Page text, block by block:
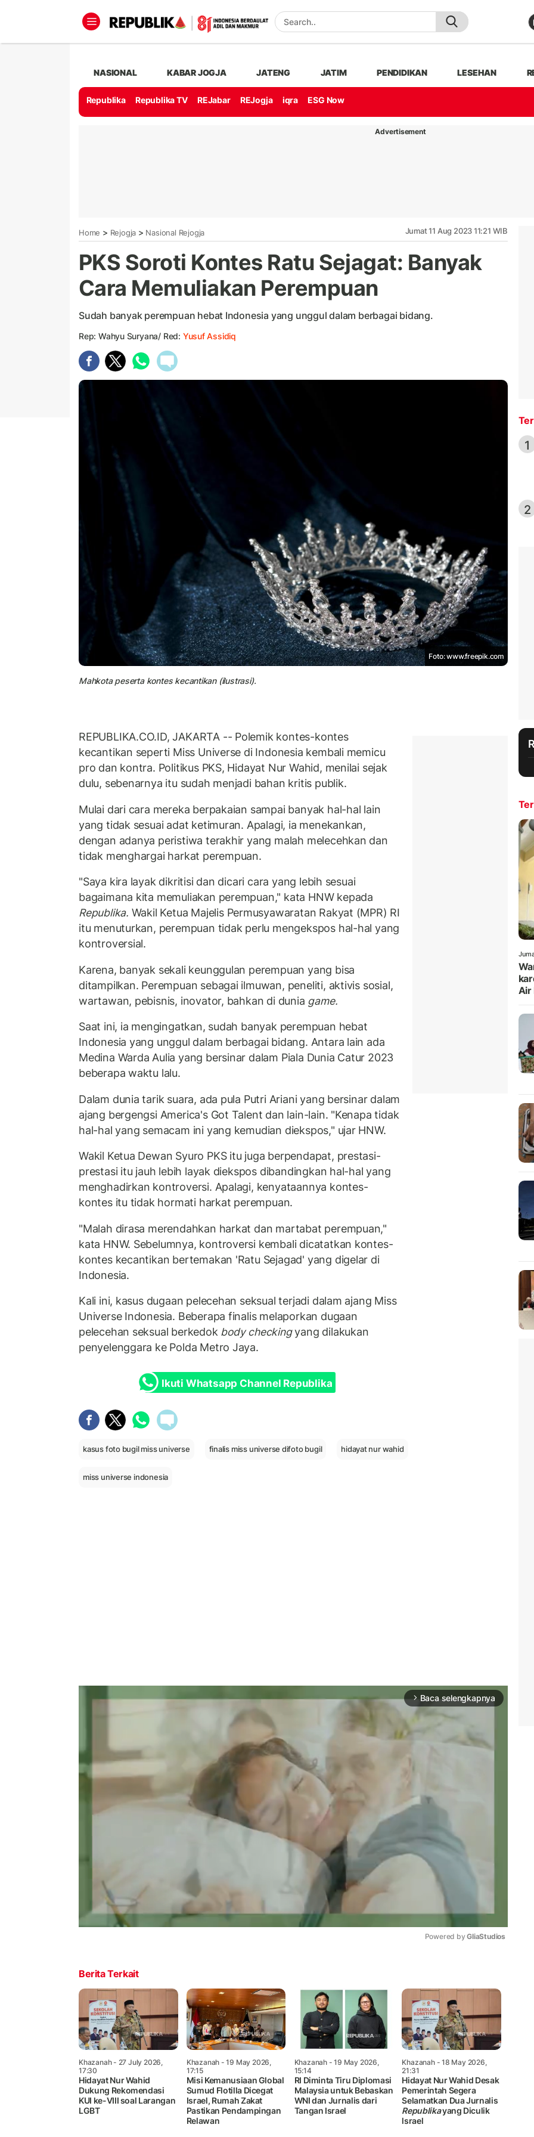
NASIONAL KABAR JOGJA JATENG JATIM PENDIDIKAN LESEHAN
Republika Republika TV REJabar REJogja iqra ESG Now
Advertisement
Home > Rejogja > Nasional Rejogja Jumat 11 Aug 2023 11:21 WIB
PKS Soroti Kontes Ratu Sejagat: Banyak
Cara Memuliakan Perempuan
Sudah banyak perempuan hebat Indonesia yang unggul dalam berbagai bidang.
Rep: Wahyu Suryana/ Red: Yusuf Assidiq
Foto: www.freepik.com
Mahkota peserta kontes kecantikan (ilustrasi).
REPUBLIKA.CO.ID, JAKARTA -- Polemik kontes-kontes
kecantikan seperti Miss Universe di Indonesia kembali memicu
pro dan kontra. Politikus PKS, Hidayat Nur Wahid, menilai sejak
dulu, sebenarnya itu sudah menjadi bahan kritis publik.
Mulai dari cara mereka berpakaian sampai banyak hal-hal lain
yang tidak sesuai adat ketimuran. Apalagi, ia menekankan,
dengan adanya peristiwa terakhir yang malah melecehkan dan
tidak menghargai harkat perempuan.
"Saya kira layak dikritisi dan dicari cara yang lebih sesuai
bagaimana kita memuliakan perempuan," kata HNW kepada
Republika. Wakil Ketua Majelis Permusyawaratan Rakyat (MPR) RI
itu menuturkan, perempuan tidak perlu mengekspos hal-hal yang
kontroversial.
Karena, banyak sekali keunggulan perempuan yang bisa
ditampilkan. Perempuan sebagai ilmuwan, peneliti, aktivis sosial,
wartawan, pebisnis, inovator, bahkan di dunia game.
Saat ini, ia mengingatkan, sudah banyak perempuan hebat
Indonesia yang unggul dalam berbagai bidang. Antara lain ada
Medina Warda Aulia yang bersinar dalam Piala Dunia Catur 2023
beberapa waktu lalu.
Dalam dunia tarik suara, ada pula Putri Ariani yang bersinar dalam
ajang bergengsi America's Got Talent dan lain-lain. "Kenapa tidak
hal-hal yang semacam ini yang kemudian diekspos," ujar HNW.
Wakil Ketua Dewan Syuro PKS itu juga berpendapat, prestasi-
prestasi itu jauh lebih layak diekspos dibandingkan hal-hal yang
menghadirkan kontroversi. Apalagi, kenyataannya kontes-
kontes itu tidak hormati harkat perempuan.
"Malah dirasa merendahkan harkat dan martabat perempuan,"
kata HNW. Sebelumnya, kontroversi kembali dicatatkan kontes-
kontes kecantikan bertemakan 'Ratu Sejagad' yang digelar di
Indonesia.
Kali ini, kasus dugaan pelecehan seksual terjadi dalam ajang Miss
Universe Indonesia. Beberapa finalis melaporkan dugaan
pelecehan seksual berkedok body checkingyang dilakukan
penyelenggara ke Polda Metro Jaya.
Ikuti Whatsapp Channel Republika
kasus foto bugil miss universe finalis miss universe difoto bugil hidayat nur wahid
miss universe indonesia
arrow_forward_ios Baca selengkapnya
Powered by GliaStudios
Berita Terkait
Khazanah- 27 July 2026,
17:30
Hidayat Nur Wahid
Dukung Rekomendasi
KUI ke-VIII soal Larangan
LGBT
Khazanah - 19 May 2026,
17:15
Misi Kemanusiaan Global
Sumud Flotilla Dicegat
Israel, Rumah Zakat
Pastikan Pendampingan
Relawan
Khazanah- 19 May 2026,
15:14
RI Diminta Tiru Diplomasi
Malaysia untuk Bebaskan
WNI dan Jurnalis dari
Tangan Israel
Khazanah- 18 May 2026,
21:31
Hidayat Nur Wahid Desak
Pemerintah Segera
Selamatkan Dua Jurnalis
Republikayang Diculik
lsrael
1
2
Air